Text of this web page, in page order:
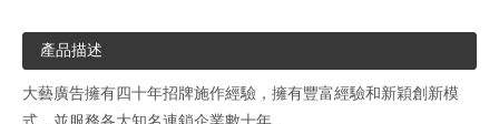
產品描述
大藝廣告擁有四十年招牌施作經驗，擁有豐富經驗和新穎創新模